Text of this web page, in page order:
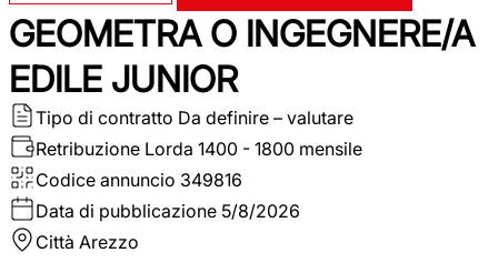
GEOMETRA O INGEGNERE/A
EDILE JUNIOR
Tipo di contratto Da definire – valutare
Retribuzione Lorda 1400 - 1800 mensile
Codice annuncio 349816
Data di pubblicazione 5/8/2026
Città Arezzo